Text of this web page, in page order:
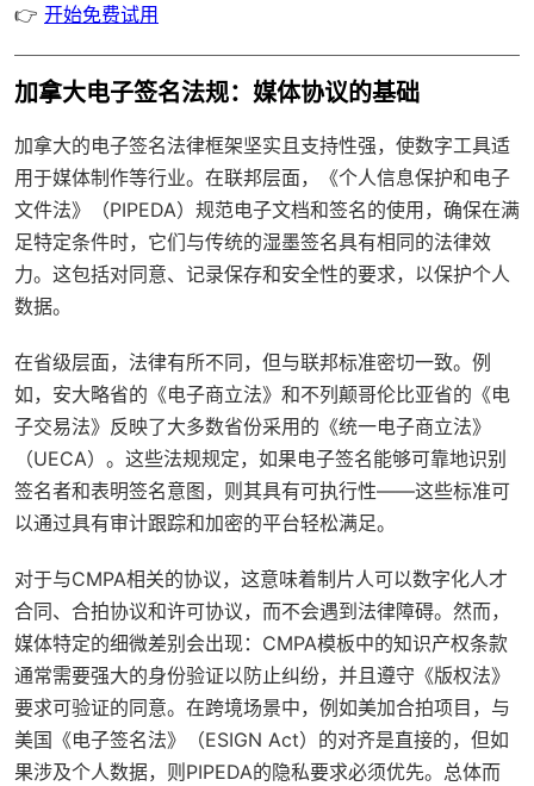
👉 开始免费试用
加拿大电子签名法规：媒体协议的基础
加拿大的电子签名法律框架坚实且支持性强，使数字工具适
用于媒体制作等行业。在联邦层面，《个人信息保护和电子
文件法》（PIPEDA）规范电子文档和签名的使用，确保在满
足特定条件时，它们与传统的湿墨签名具有相同的法律效
力。这包括对同意、记录保存和安全性的要求，以保护个人
数据。
在省级层面，法律有所不同，但与联邦标准密切一致。例
如，安大略省的《电子商立法》和不列颠哥伦比亚省的《电
子交易法》反映了大多数省份采用的《统一电子商立法》
（UECA）。这些法规规定，如果电子签名能够可靠地识别
签名者和表明签名意图，则其具有可执行性——这些标准可
以通过具有审计跟踪和加密的平台轻松满足。
对于与CMPA相关的协议，这意味着制片人可以数字化人才
合同、合拍协议和许可协议，而不会遇到法律障碍。然而，
媒体特定的细微差别会出现：CMPA模板中的知识产权条款
通常需要强大的身份验证以防止纠纷，并且遵守《版权法》
要求可验证的同意。在跨境场景中，例如美加合拍项目，与
美国《电子签名法》（ESIGN Act）的对齐是直接的，但如
果涉及个人数据，则PIPEDA的隐私要求必须优先。总体而